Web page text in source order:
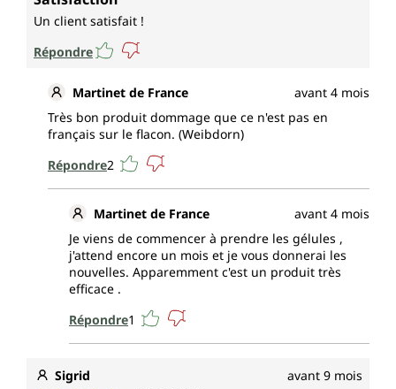
Un client satisfait !
Répondre
Martinet de France
avant 4 mois
Très bon produit dommage que ce n'est pas en
français sur le flacon. (Weibdorn)
Répondre2
Martinet de France
avant 4 mois
Je viens de commencer à prendre les gélules ,
j'attend encore un mois et je vous donnerai les
nouvelles. Apparemment c'est un produit très
efficace .
Répondre1
Sigrid avant 9 mois